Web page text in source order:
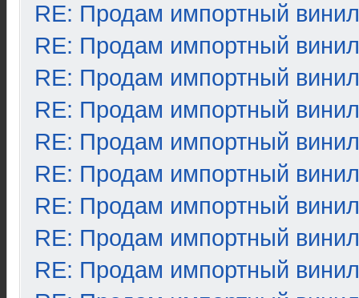
RE: Продам импортный винил
RE: Продам импортный винил
RE: Продам импортный винил
RE: Продам импортный винил
RE: Продам импортный винил
RE: Продам импортный винил
RE: Продам импортный винил
RE: Продам импортный винил
RE: Продам импортный винил